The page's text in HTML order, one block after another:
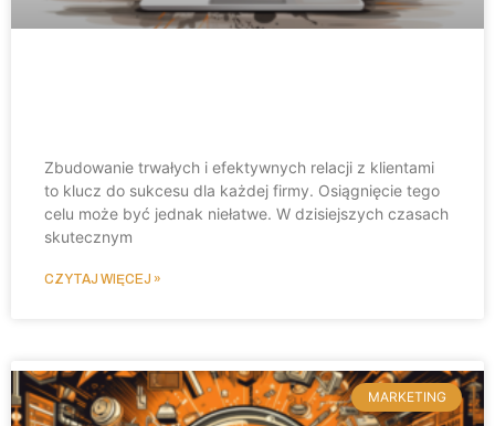
Zbudowanie trwałych i efektywnych relacji z klientami
to klucz do sukcesu dla każdej firmy. Osiągnięcie tego
celu może być jednak niełatwe. W dzisiejszych czasach
skutecznym
CZYTAJ WIĘCEJ »
MARKETING